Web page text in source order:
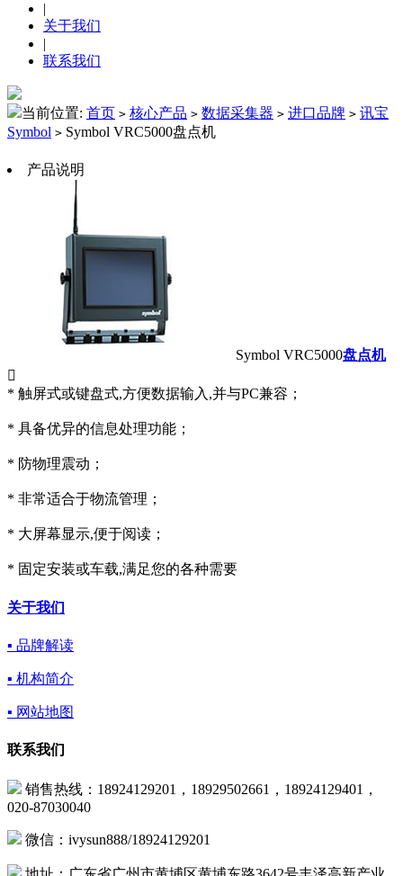
|
关于我们
|
联系我们
当前位置: 首页 > 核心产品 > 数据采集器 > 进口品牌 > 讯宝
Symbol > Symbol VRC5000盘点机
产品说明
Symbol VRC5000盘点机

* 触屏式或键盘式,方便数据输入,并与PC兼容；
* 具备优异的信息处理功能；
* 防物理震动；
* 非常适合于物流管理；
* 大屏幕显示,便于阅读；
* 固定安装或车载,满足您的各种需要
关于我们
▪ 品牌解读
▪ 机构简介
▪ 网站地图
联系我们
销售热线：18924129201，18929502661，18924129401，
020-87030040
微信：ivysun888/18924129201